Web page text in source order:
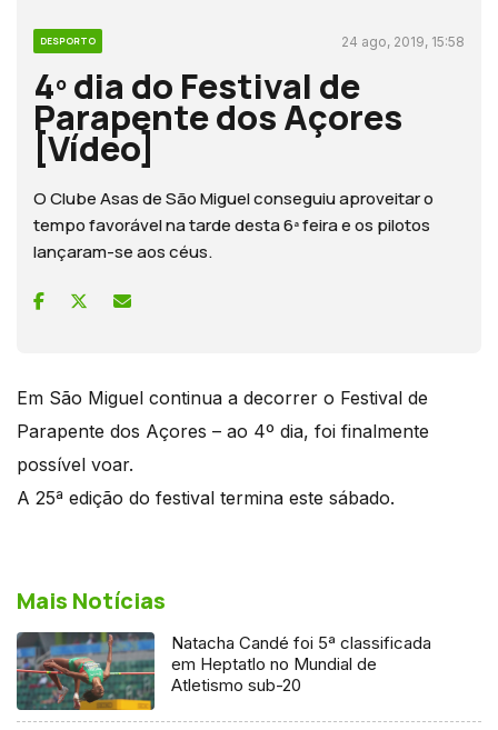
DESPORTO 24 ago, 2019, 15:58
4º dia do Festival de
Parapente dos Açores
[Vídeo]
O Clube Asas de São Miguel conseguiu aproveitar o
tempo favorável na tarde desta 6ª feira e os pilotos
lançaram-se aos céus.
Em São Miguel continua a decorrer o Festival de
Parapente dos Açores – ao 4º dia, foi finalmente
possível voar.
A 25ª edição do festival termina este sábado.
Mais Notícias
Natacha Candé foi 5ª classificada
em Heptatlo no Mundial de
Atletismo sub-20